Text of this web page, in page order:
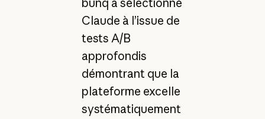
bunq a sélectionné
Claude à l’issue de
tests A/B
approfondis
démontrant que la
plateforme excelle
systématiquement